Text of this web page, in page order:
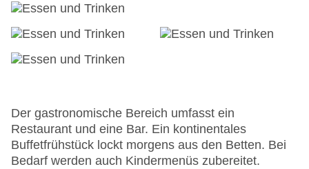
Konferenzraum
Garage
Hotelsafe
Anzahl der Konferenzräume: 1
Anzahl der Aufzüge: 1
Haustiere: gegen Gebühr
Zimmerservice
Der gastronomische Bereich umfasst ein
Restaurant und eine Bar. Ein kontinentales
Buffetfrühstück lockt morgens aus den Betten. Bei
Bedarf werden auch Kindermenüs zubereitet.